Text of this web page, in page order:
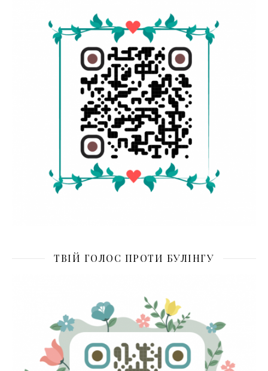
ТВІЙ ГОЛОС ПРОТИ БУЛІНГУ